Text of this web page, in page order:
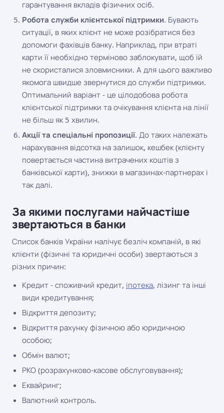
гарантування вкладів фізичних осіб.
Робота служби клієнтської підтримки. Бувають
ситуації, в яких клієнт не може розібратися без
допомоги фахівців банку. Наприклад, при втраті
карти її необхідно терміново заблокувати, щоб їй
не скористалися зловмисники. А для цього важливо
якомога швидше звернутися до служби підтримки.
Оптимальний варіант - це цілодобова робота
клієнтської підтримки та очікування клієнта на лінії
не більш як 5 хвилин.
Акції та спеціальні пропозиції. До таких належать
нарахування відсотка на залишок, кешбек (клієнту
повертається частина витрачених коштів з
банківської карти), знижки в магазинах-партнерах і
так далі.
За якими послугами найчастіше
звертаються в банки
Список банків України налічує безліч компаній, в які
клієнти (фізичні та юридичні особи) звертаються з
різних причин:
Кредит - споживчий кредит, іпотека, лізинг та інші
види кредитування;
Відкриття депозиту;
Відкриття рахунку фізичною або юридичною
особою;
Обмін валют;
РКО (розрахунково-касове обслуговування);
Еквайринг;
Валютний контроль.